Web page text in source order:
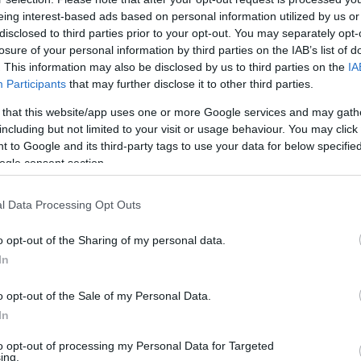
interest-based ads based on personal information utilized by us
to third parties prior to your opt-out. You may separately
of your personal information by third parties on the IAB’s list of
This information may also be disclosed by us to third parties on the
Participants that may further disclose it to other third parties.
that this website/app uses one or more Google services and may
but not limited to your visit or usage behaviour. You may
to Google and its third-party tags to use your data for below
consent section.
Data Processing Opt Outs
opt-out of the Sharing of my personal data.
opt-out of the Sale of my Personal Data.
opt-out of processing my Personal Data for Targeted
A taxisok űzték el, taxisokkal térne vissza az Uber
Csaknem 8 évvel a kivonulása után a a visszatérést tervezi az
Uber. A cég sajtóközleménye szerint Magyarország egyik
legnagyobb és legrégebb taxiszolgáltatójával, a Főtaxi-csoporttal
együttműködve…